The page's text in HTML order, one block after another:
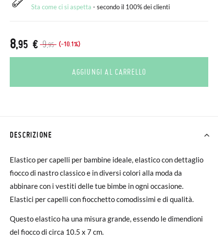
Sta come ci si aspetta - secondo il 100% dei clienti
9,95 (-10.1%)
8,95 €
AGGIUNGI AL CARRELLO
DESCRIZIONE
Elastico per capelli per bambine ideale, elastico con dettaglio
fiocco di nastro classico e in diversi colori alla moda da
abbinare con i vestiti delle tue bimbe in ogni occasione.
Elastici per capelli con fiocchetto comodissimi e di qualità.
Questo elastico ha una misura grande, essendo le dimendioni
del fiocco di circa 10.5 x 7 cm.